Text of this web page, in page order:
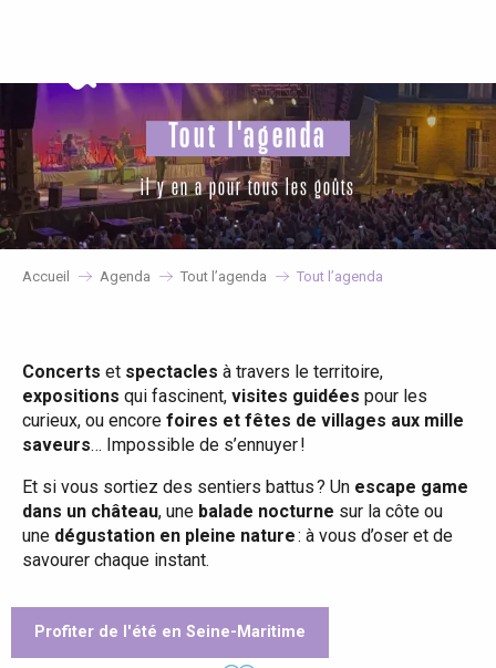
principal
Tout l'agenda
il y en a pour tous les goûts
Accueil Agenda Tout l’agenda Tout l’agenda
Concerts et spectacles à travers le territoire,
expositions qui fascinent, visites guidées pour les
curieux, ou encore foires et fêtes de villages aux mille
saveurs… Impossible de s’ennuyer !
Et si vous sortiez des sentiers battus ? Un escape game
dans un château, une balade nocturne sur la côte ou
une dégustation en pleine nature: à vous d’oser et de
savourer chaque instant.
Profiter de l'été en Seine-Maritime